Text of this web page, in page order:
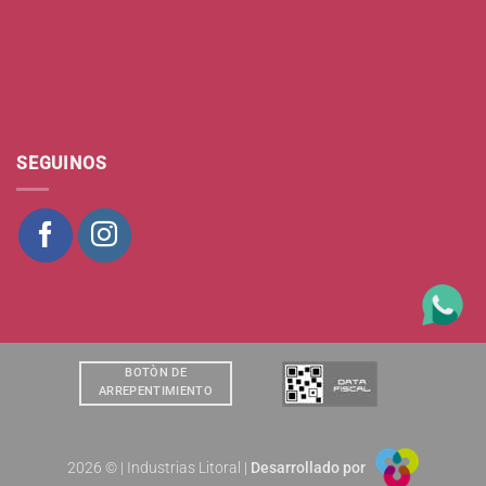
SEGUINOS
BOTÒN DE
ARREPENTIMIENTO
2026 © | Industrias Litoral | Desarrollado por